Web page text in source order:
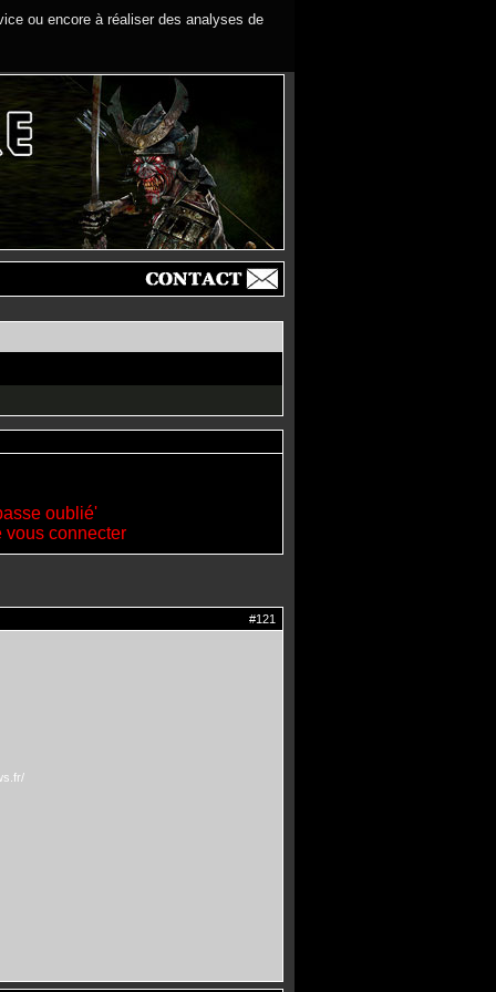
ou encore à réaliser des analyses de
oublié'
vous connecter
#121